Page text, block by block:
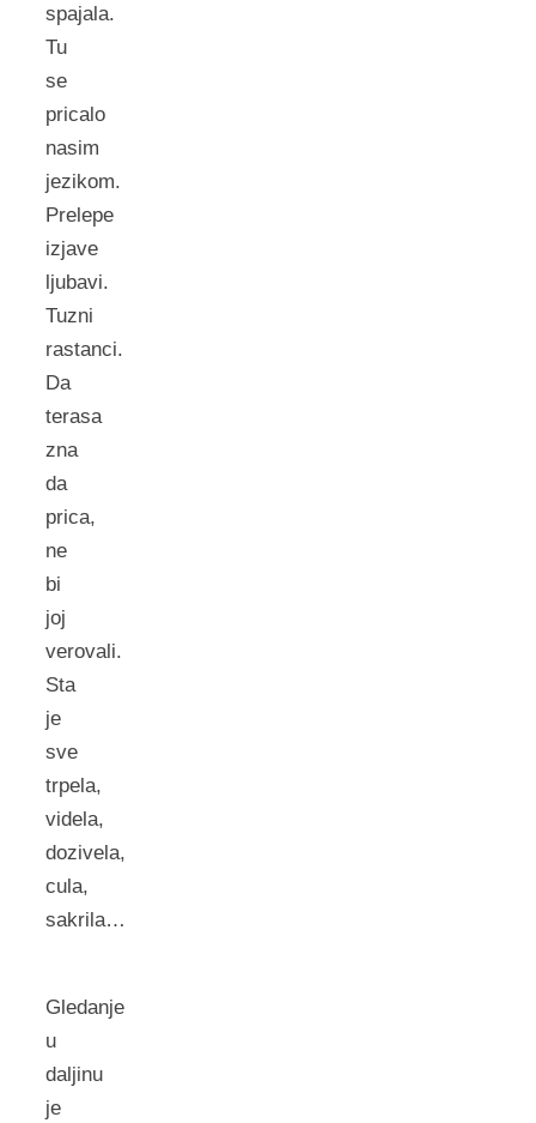
spajala.
Tu
se
pricalo
nasim
jezikom.
Prelepe
izjave
ljubavi.
Tuzni
rastanci.
Da
terasa
zna
da
prica,
ne
bi
joj
verovali.
Sta
je
sve
trpela,
videla,
dozivela,
cula,
sakrila…
Gledanje
u
daljinu
je